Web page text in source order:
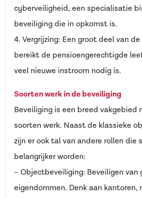
cyberveiligheid, een specialisatie
beveiliging die in opkomst is.
4. Vergrijzing: Een groot deel van
bereikt de pensioengerechtigde
veel nieuwe instroom nodig is.
Soorten werk in de beveiliging
Beveiliging is een breed vakgebied
soorten werk. Naast de klassieke
zijn er ook tal van andere rollen die
belangrijker worden:
– Objectbeveiliging: Beveiligen van
eigendommen. Denk aan kantoren,